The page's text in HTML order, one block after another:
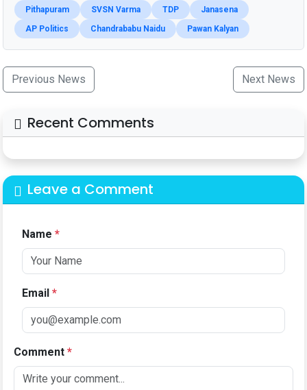
Pithapuram SVSN Varma TDP
Janasena
AP Politics
Chandrababu Naidu Pawan Kalyan
Previous News Next News
Recent Comments
Leave a Comment
Name *
Email *
Comment *